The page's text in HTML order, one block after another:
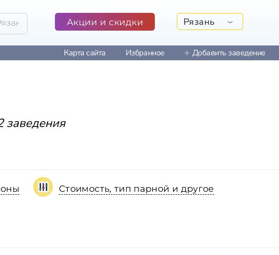
Акции и скидки Рязань
Карта сайта Избранное Добавить заведение
заведения
Стоимость, тип парной и другое